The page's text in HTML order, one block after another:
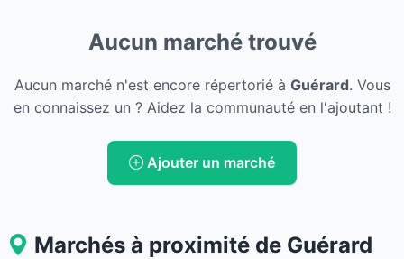
Aucun marché trouvé
Aucun marché n'est encore répertorié à Guérard. Vous
en connaissez un ? Aidez la communauté en l'ajoutant !
Ajouter un marché
Marchés à proximité de Guérard